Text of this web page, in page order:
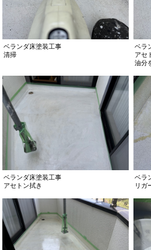
ベランダ床塗装工事
清掃
ベラ
アセ
油分
ベランダ床塗装工事
アセトン拭き
ベラ
リガ